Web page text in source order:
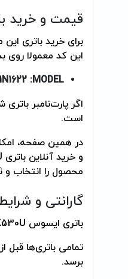
قیمت و خرید
برای خرید باتری
این کد معمولا روی
MODEL:
اگر پارت‌نامبر باتری
است.
در همین صفحه،
و خرید آنلاین باتری
محصول را انتخاب
گارانتی و
باتری ایسوس
تمامی باتری‌ها
برسد.